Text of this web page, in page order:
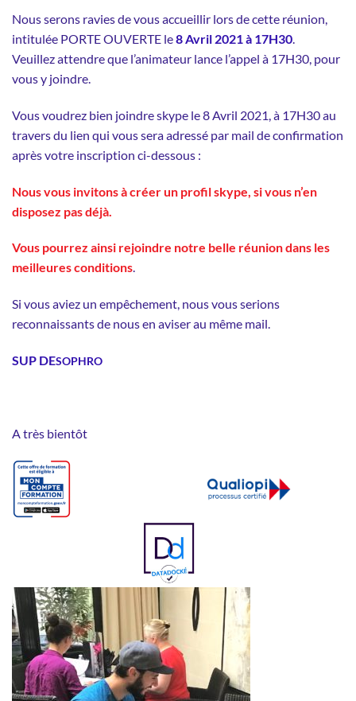
Nous serons ravies de vous accueillir lors de cette réunion,
intitulée PORTE OUVERTE le8 Avril 2021 à 17H30.
Veuillez attendre que l’animateur lance l’appel à 17H30, pour
vous y joindre.
Vous voudrez bien joindre skype le 8 Avril 2021, à 17H30 au
travers du lien qui vous sera adressé par mail de confirmation
après votre inscription ci-dessous :
Nous vous invitons à créer un profil skype, si vous n’en
disposez pas déjà.
Vous pourrez ainsi rejoindre notre belle réunion dans les
meilleures conditions.
Si vous aviez un empêchement, nous vous serions
reconnaissants de nous en aviser au même mail.
SUP DESOPHRO
A très bientôt